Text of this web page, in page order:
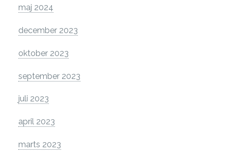
maj 2024
december 2023
oktober 2023
september 2023
juli 2023
april 2023
marts 2023